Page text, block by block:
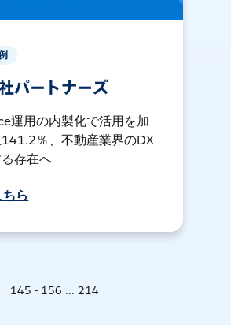
パートナーズ
運用の内製化で活用を加
％、不動産業界のDX
存在へ
ら
145 - 156 ... 214